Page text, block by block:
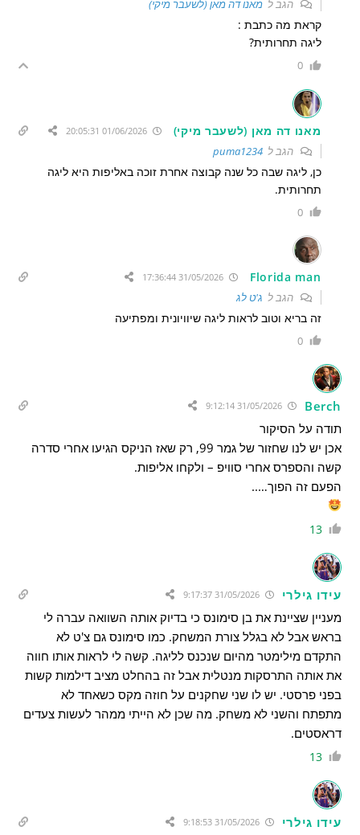
הגב למאנו דה מאן (לשעבר מיקי)
קראת מה כתבת :
ליגה תחרותית?
0
מאנו דה מאן (לשעבר מיקי) 01/06/2026 20:05:31
הגב לpuma1234
כן, ליגה שבה כל שנה קבוצה אחרת זוכה באליפות היא ליגה
תחרותית.
0
Florida man
31/05/2026 17:36:44
הגב ל ג'ט לג
זה בריא וטוב לראות ליגה שיוויונית ומפתיעה
0
Berch
תודה על הסיקור
אכן יש לנו שחזור של גמר 99, רק שאז הניקס הגיעו אחרי סדרה
קשה והספרס אחרי סוויפ – ולקחו אליפות.
הפעם זה הפוך…..
13
עידו גילרי 31/05/2026 9:17:37
מעניין שציינת את בן סימונס כי בדיוק אותה השוואה עברה לי
בראש אבל לא בגלל צורת המשחק. כמו סימונס גם צ'ט לא
התקדם מילימטר מהיום שנכנס לליגה. קשה לי לראות אותו חווה
את אותה התרסקות מנטלית אבל זה בהחלט מציב דילמות קשות
בפני פרסטי. יש לו שני שחקנים על חוזה מקס כשאחד לא
מתפתח והשני לא משחק. מה שכן לא הייתי ממהר לעשות צעדים
דראסטים.
13
עידו גילרי 31/05/2026 9:18:53